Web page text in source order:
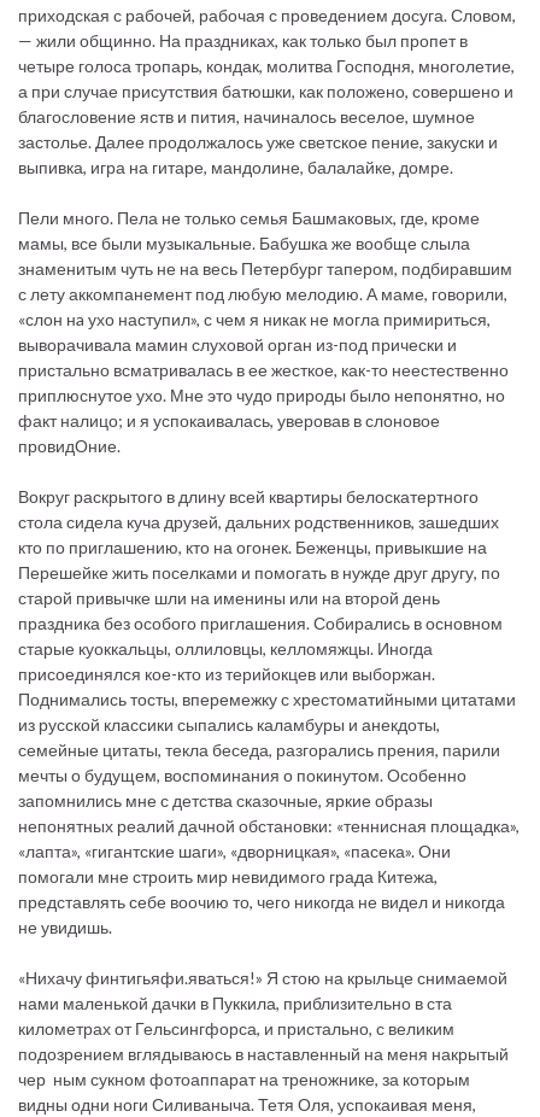
приходская с рабочей, рабочая с проведением досуга. Словом,
— жили общинно. На праздниках, как только был пропет в
четыре голоса тропарь, кондак, молитва Господня, многолетие,
а при случае присутствия батюшки, как положено, совершено и
благословение яств и пития, начиналось веселое, шумное
застолье. Далее продолжалось уже светское пение, закуски и
выпивка, игра на гитаре, мандолине, балалайке, домре.
Пели много. Пела не только семья Башмаковых, где, кроме
мамы, все были музыкальные. Бабушка же вообще слыла
знаменитым чуть не на весь Петербург тапером, подбиравшим
с лету аккомпанемент под любую мелодию. А маме, говорили,
«слон нa ухо наступил», с чем я никак не могла примириться,
выворачивала мамин слуховой орган из-под прически и
пристально всматривалась в ее жесткое, как-то неестественно
приплюснутое ухо. Мне это чудо природы было непонятно, но
факт налицо; и я успокаивалась, уверовав в слоновое
провидОние.
Вокруг раскрытого в длину всей квартиры белоскатертного
стола сидела куча друзей, дальних родственников, зашедших
кто по приглашению, кто на огонек. Беженцы, привыкшие на
Перешейке жить поселками и помогать в нужде друг другу, по
старой привычке шли на именины или на второй день
праздника без особого приглашения. Собирались в основном
старые куоккальцы, оллиловцы, келломяжцы. Иногда
присоединялся кое-кто из терийокцев или выборжан.
Поднимались тосты, вперемежку с хрестоматийными цитатами
из русской классики сыпались каламбуры и анекдоты,
семейные цитаты, текла беседа, разгорались прения, парили
мечты о будущем, воспоминания о покинутом. Особенно
запомнились мне с детства сказочные, яркие образы
непонятных реалий дачной обстановки: «теннисная площадка»,
«лапта», «гигантские шаги», «дворницкая», «пасека». Они
помогали мне строить мир невидимого града Китежа,
представлять себе воочию то, чего никогда не видел и никогда
не увидишь.
«Нихачу финтигьяфи.яваться!» Я стою на крыльце снимаемой
нами маленькой дачки в Пуккила, приблизительно в ста
километрах от Гельсингфорса, и пристально, с великим
подозрением вглядываюсь в наставленный на меня накрытый
чер ным сукном фотоаппарат на треножнике, за которым
видны одни ноги Силиваныча. Тетя Оля, успокаивая меня,